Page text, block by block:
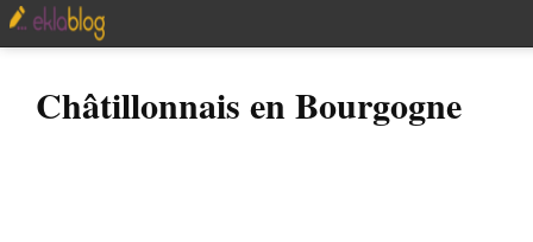
Châtillonnais en Bourgogne